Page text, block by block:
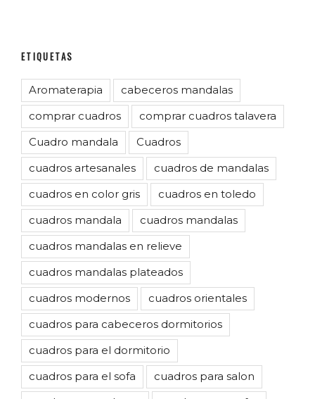
ETIQUETAS
Aromaterapia
cabeceros mandalas
comprar cuadros
comprar cuadros talavera
Cuadro mandala
Cuadros
cuadros artesanales
cuadros de mandalas
cuadros en color gris
cuadros en toledo
cuadros mandala
cuadros mandalas
cuadros mandalas en relieve
cuadros mandalas plateados
cuadros modernos
cuadros orientales
cuadros para cabeceros dormitorios
cuadros para el dormitorio
cuadros para el sofa
cuadros para salon